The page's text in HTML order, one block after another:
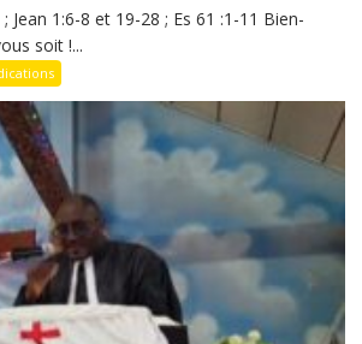
Jean 1:6-8 et 19-28 ; Es 61 :1-11 Bien-
soit !...